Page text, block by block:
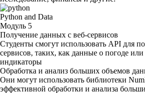
Python and Data
Модуль 5
Получение данных с веб-сервисов
Студенты смогут использовать API для
сервисов, таких, как данные о погоде
индикаторы
Обработка и анализ больших объемов
Они могут использовать библиотеки
эффективной обработки и анализа